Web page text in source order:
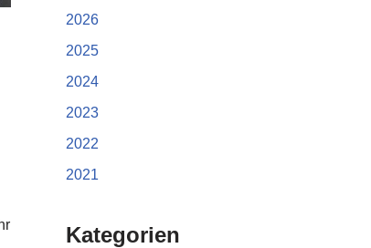
2026
2025
2024
2023
2022
2021
Kategorien